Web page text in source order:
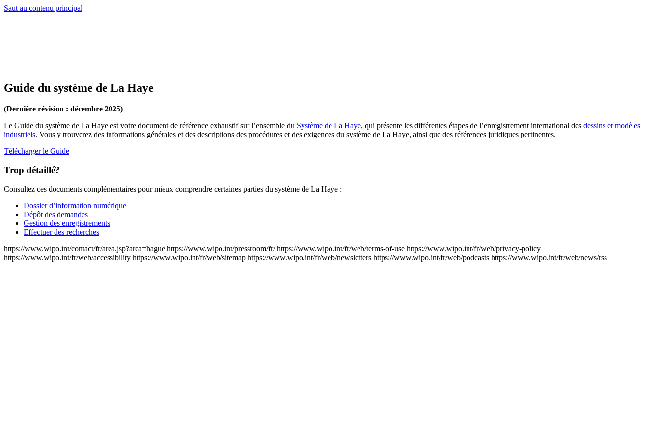
Saut au contenu principal
Guide du système de La Haye
(Dernière révision : décembre 2025)
Le Guide du système de La Haye est votre document de référence exhaustif sur l’ensemble du Système de La Haye, qui présente les différentes étapes de l’enregistrement international des dessins et modèles
industriels. Vous y trouverez des informations générales et des descriptions des procédures et des exigences du système de La Haye, ainsi que des références juridiques pertinentes.
Télécharger le Guide
Trop détaillé?
Consultez ces documents complémentaires pour mieux comprendre certaines parties du système de La Haye :
Dossier d’information numérique
Dépôt des demandes
Gestion des enregistrements
Effectuer des recherches
https://www.wipo.int/contact/fr/area.jsp?area=hague https://www.wipo.int/pressroom/fr/ https://www.wipo.int/fr/web/terms-of-use https://www.wipo.int/fr/web/privacy-policy
https://www.wipo.int/fr/web/accessibility https://www.wipo.int/fr/web/sitemap https://www.wipo.int/fr/web/newsletters https://www.wipo.int/fr/web/podcasts https://www.wipo.int/fr/web/news/rss